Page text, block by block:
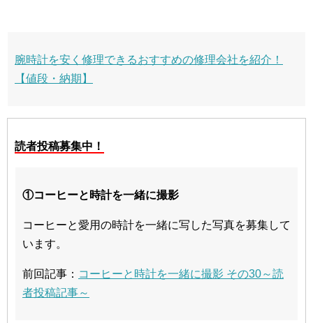
腕時計を安く修理できるおすすめの修理会社を紹介！
【値段・納期】
読者投稿募集中！
①コーヒーと時計を一緒に撮影
コーヒーと愛用の時計を一緒に写した写真を募集して
います。
前回記事： コーヒーと時計を一緒に撮影 その30～読
者投稿記事～